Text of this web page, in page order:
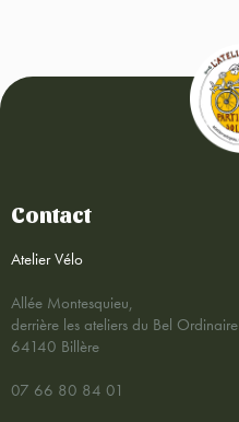
Contact
Atelier Vélo
Allée Montesquieu,
derrière les ateliers du Bel Ordinaire
64140 Billère
07 66 80 84 01